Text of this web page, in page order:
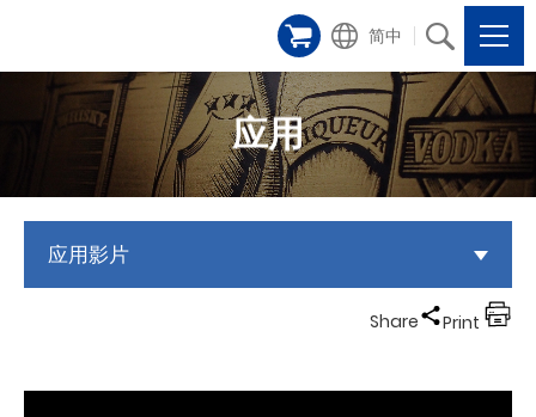
简中
应用
应用影片
Share Print